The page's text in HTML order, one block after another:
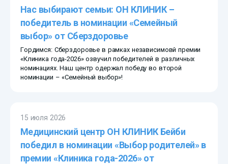
Нас выбирают семьи: ОН КЛИНИК –
победитель в номинации «Семейный
выбор» от Сберздоровье
Гордимся: Сберздоровье в рамках независимовй премии
«Клиника года-2026» озвучил победителей в различных
номинациях. Наш центр одержал победу во второй
номинации – «Семейный выбор»!
15 июля 2026
Медицинский центр ОН КЛИНИК Бейби
победил в номинации «Выбор родителей» в
премии «Клиника года-2026» от